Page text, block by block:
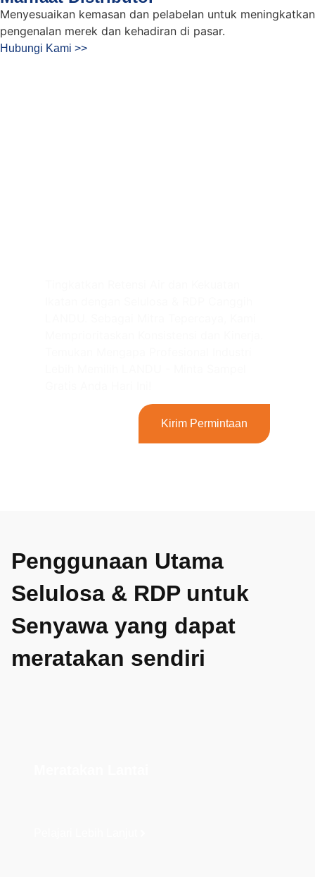
Menyesuaikan kemasan dan pelabelan untuk meningkatkan
pengenalan merek dan kehadiran di pasar.
Hubungi Kami >>
Kirim Permintaan
Penggunaan Utama
Selulosa & RDP untuk
Senyawa yang dapat
meratakan sendiri